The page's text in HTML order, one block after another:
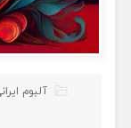
آلبوم